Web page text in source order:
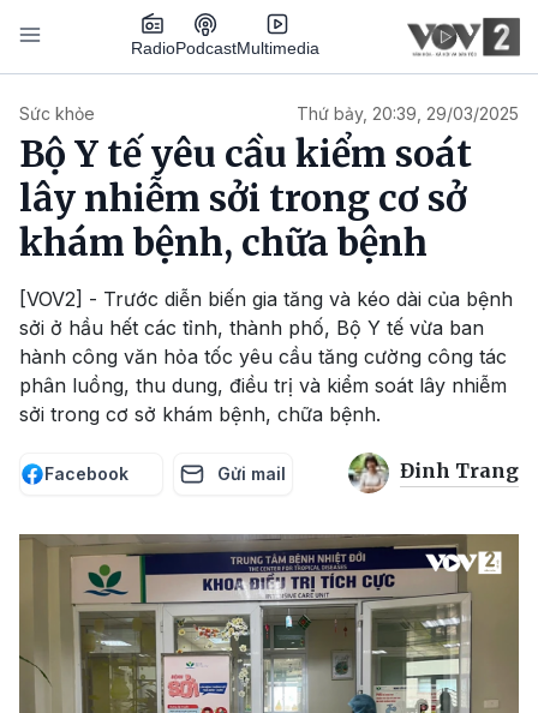
Nhảy đến nội dung
RadioPodcastMultimedia
Sức khỏe Thứ bảy, 20:39, 29/03/2025
Bộ Y tế yêu cầu kiểm soát
lây nhiễm sởi trong cơ sở
khám bệnh, chữa bệnh
[VOV2] - Trước diễn biến gia tăng và kéo dài của bệnh
sởi ở hầu hết các tỉnh, thành phố, Bộ Y tế vừa ban
hành công văn hỏa tốc yêu cầu tăng cường công tác
phân luồng, thu dung, điều trị và kiểm soát lây nhiễm
sởi trong cơ sở khám bệnh, chữa bệnh.
Facebook Gửi mail Đinh Trang